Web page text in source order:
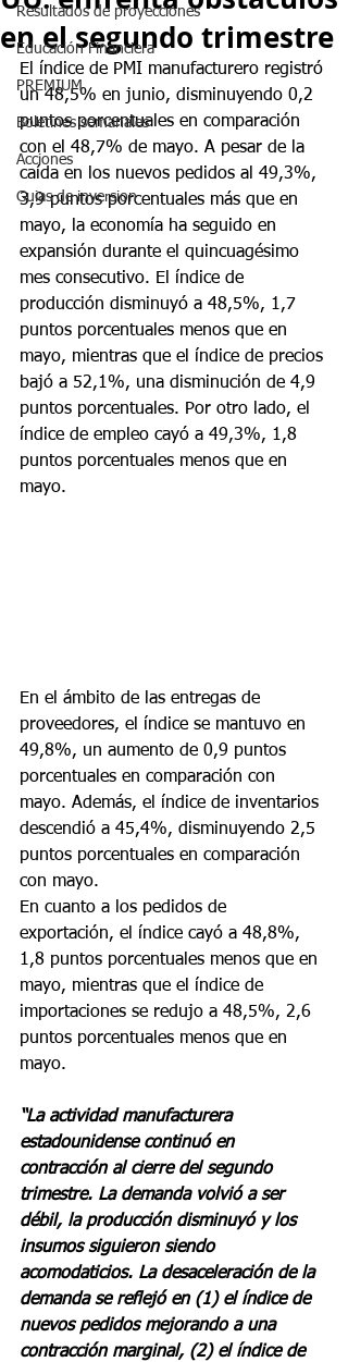
Resultados de proyecciones
Educación Financiera
PREMIUM
Boletines semanales
Acciones
Guias de inversion
en el segundo trimestre
El índice de PMI manufacturero registró
un 48,5% en junio, disminuyendo 0,2
puntos porcentuales en comparación
con el 48,7% de mayo. A pesar de la
caída en los nuevos pedidos al 49,3%,
3,9 puntos porcentuales más que en
mayo, la economía ha seguido en
expansión durante el quincuagésimo
mes consecutivo. El índice de
producción disminuyó a 48,5%, 1,7
puntos porcentuales menos que en
mayo, mientras que el índice de precios
bajó a 52,1%, una disminución de 4,9
puntos porcentuales. Por otro lado, el
índice de empleo cayó a 49,3%, 1,8
puntos porcentuales menos que en
mayo.
En el ámbito de las entregas de
proveedores, el índice se mantuvo en
49,8%, un aumento de 0,9 puntos
porcentuales en comparación con
mayo. Además, el índice de inventarios
descendió a 45,4%, disminuyendo 2,5
puntos porcentuales en comparación
con mayo.
En cuanto a los pedidos de
exportación, el índice cayó a 48,8%,
1,8 puntos porcentuales menos que en
mayo, mientras que el índice de
importaciones se redujo a 48,5%, 2,6
puntos porcentuales menos que en
mayo.
“La actividad manufacturera
estadounidense continuó en
contracción al cierre del segundo
trimestre. La demanda volvió a ser
débil, la producción disminuyó y los
insumos siguieron siendo
acomodaticios. La desaceleración de la
demanda se reflejó en (1) el índice de
nuevos pedidos mejorando a una
contracción marginal, (2) el índice de